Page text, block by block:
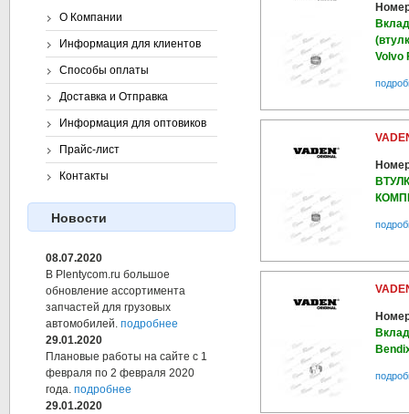
Volvo
О Компании
Информация для клиентов
Способы оплаты
Доставка и Отправка
Информация для оптовиков
Прайс-лист
Контакты
Новости
08.07.2020
В Plentycom.ru большое
обновление ассортимента
запчастей для грузовых
автомобилей. подробнее
29.01.2020
Плановые работы на сайте с 1
февраля по 2 февраля 2020
года. подробнее
29.01.2020